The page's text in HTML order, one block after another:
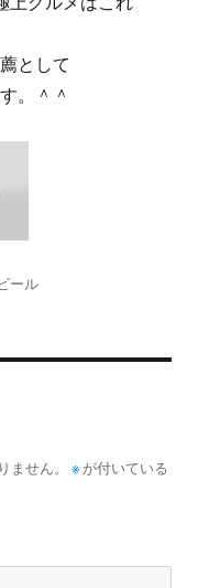
として
。＾＾
ール
ません。 ※ が付いている